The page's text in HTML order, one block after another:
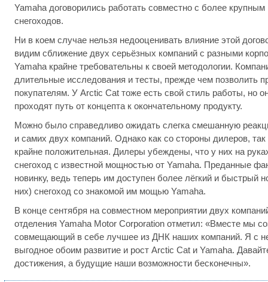
Yamaha договорились работать совместно с более
снегоходов.
Ни в коем случае нельзя недооценивать влияние этой
видим сближение двух серьёзных компаний с разными
Yamaha крайне требовательны к своей методологии.
длительные исследования и тесты, прежде чем позволить
покупателям. У Arctic Cat тоже есть свой стиль работы, но
проходят путь от концепта к окончательному продукту.
Можно было справедливо ожидать слегка смешанную
и самих двух компаний. Однако как со стороны дилеров,
крайне положительная. Дилеры убеждены, что у них на
снегоход с известной мощностью от Yamaha. Преданные
новинку, ведь теперь им доступен более лёгкий и быстрый
них) снегоход со знакомой им мощью Yamaha.
В конце сентября на совместном мероприятии двух
отделения Yamaha Motor Corporation отметил: «Вместе мы
совмещающий в себе лучшее из ДНК наших компаний. Я с
выгодное обоим развитие и рост Arctic Cat и Yamaha.
достижения, а будущие наши возможности бесконечны».